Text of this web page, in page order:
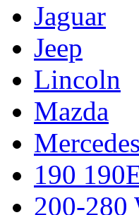
Jaguar
Jeep
Lincoln
Mazda
Mercedes
190
200-280